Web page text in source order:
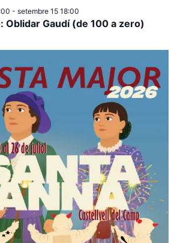
Oblidar Gaudí (de 100 a zero)
- setembre 15 18:00